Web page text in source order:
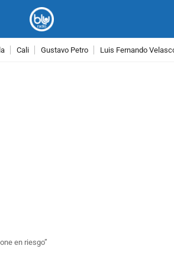
Cali Gustavo Petro Luis Fernando
en riesgo”